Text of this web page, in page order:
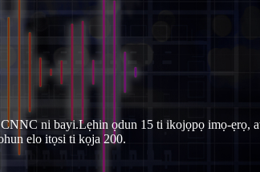
ni bayi.Lẹhin ọdun 15 ti ikojọpọ imọ-ẹrọ,
elo itọsi ti kọja 200.